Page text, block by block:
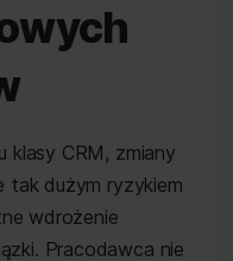
klasy CRM, zmiany
tak dużym ryzykiem
wdrożenie
Pracodawca nie